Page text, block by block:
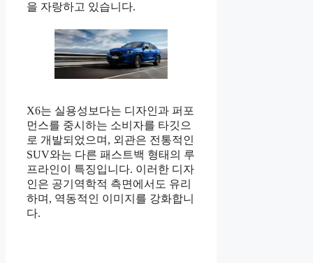
을 자랑하고 있습니다.
X6는 실용성보다는 디자인과 퍼포
먼스를 중시하는 소비자를 타깃으
로 개발되었으며, 외관은 전통적인
SUV와는 다른 패스트백 형태의 루
프라인이 특징입니다. 이러한 디자
인은 공기역학적 측면에서도 유리
하며, 역동적인 이미지를 강화합니
다.